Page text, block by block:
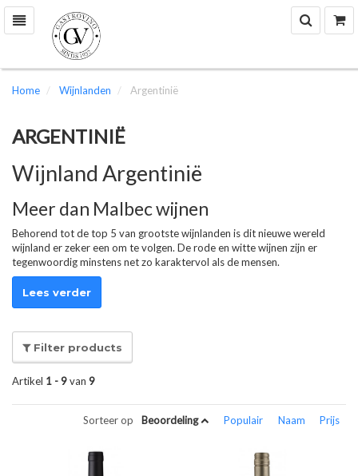
Toggle
navigation
Zoek
Home Wijnlanden Argentinië
ARGENTINIË
Wijnland Argentinië
Meer dan Malbec wijnen
Behorend tot de top 5 van grootste wijnlanden is dit nieuwe wereld
wijnland er zeker een om te volgen. De rode en witte wijnen zijn er
tegenwoordig minstens net zo karaktervol als de mensen.
Lees verder
Filter products
Artikel 1 - 9van 9
Sorteer op Beoordeling Populair Naam Prijs